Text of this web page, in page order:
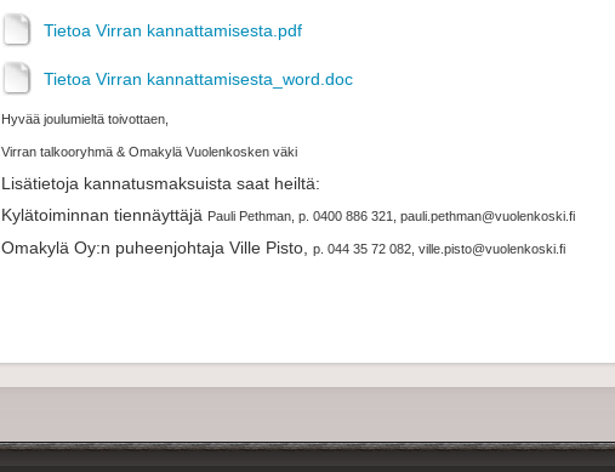
Tietoa Virran kannattamisesta.pdf
Tietoa Virran kannattamisesta_word.doc
Hyvää joulumieltä toivottaen,
Virran talkooryhmä & Omakylä Vuolenkosken väki
Lisätietoja kannatusmaksuista saat heiltä:
Kylätoiminnan tiennäyttäjä Pauli Pethman, p. 0400 886 321, pauli.pethman@vuolenkoski.fi
Omakylä Oy:n puheenjohtaja Ville Pisto, p. 044 35 72 082, ville.pisto@vuolenkoski.fi